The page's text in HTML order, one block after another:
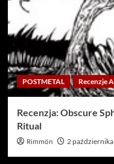
POSTMETAL Recenzje
Recenzja: Obscure
Ritual
Rimmön 2